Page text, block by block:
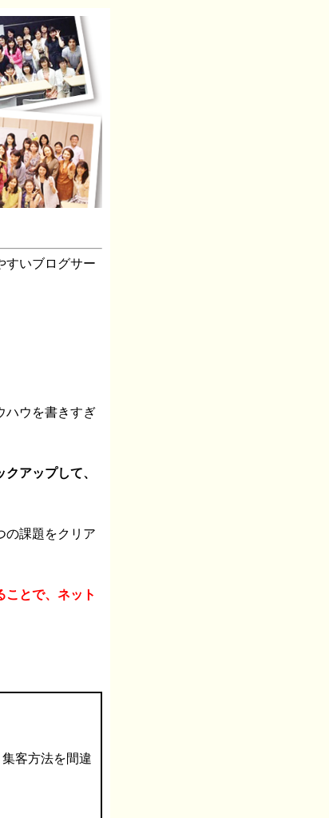
すいブログサー
ハウを書きすぎ
アップして、
の課題をクリア
ことで、ネット
客方法を間違